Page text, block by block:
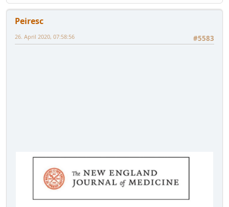
Peiresc
#5583
26. April 2020, 07:58:56